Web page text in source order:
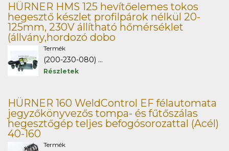
HÜRNER HMS 125 hevítőelemes tokos
hegesztő készlet profilpárok nélkül 20-
125mm, 230V állítható hőmérséklet
(állvány,hordozó dobo
Termék
(200-230-080) ...
Részletek
HÜRNER 160 WeldControl EF félautomata
jegyzőkönyvezős tompa- és fűtőszálas
hegesztőgép teljes befogósorozattal (Acél)
40-160
Termék